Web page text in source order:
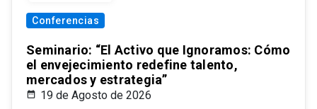
Conferencias
Seminario: “El Activo que Ignoramos: Cómo
el envejecimiento redefine talento,
mercados y estrategia”
19 de Agosto de 2026